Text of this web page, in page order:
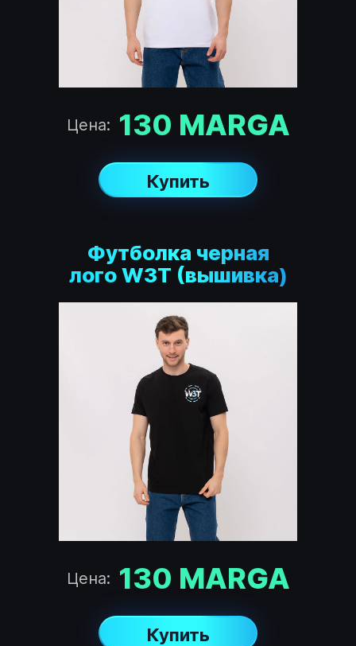
Цена: 130 MARGA
Купить
Футболка черная
лого W3T (вышивка)
Цена: 130 MARGA
Купить